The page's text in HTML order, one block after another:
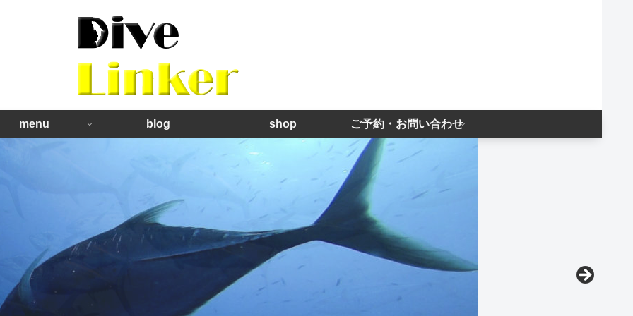
menu blog shop ご予約・お問い合わせ